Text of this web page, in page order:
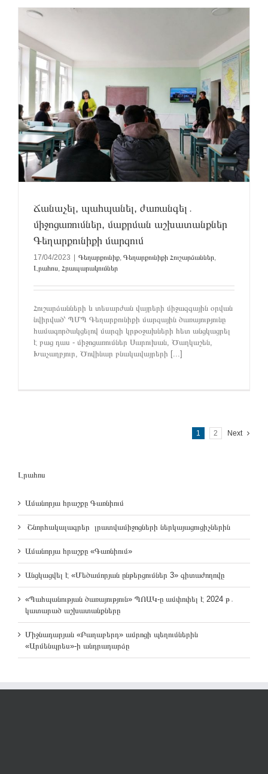
Ճանաչել, պահպանել, ժառանգել․
միջոցառումներ, մաքրման աշխատանքներ
Գեղարքունիքի մարզում
17/04/2023 Գեղարքունիք, Գեղարքունիքի Հուշարձաններ,
Լրահոս, Հրապարակումներ
Հուշարձանների և տեսարժան վայրերի միջազգային օրվան
նվիրված՝ ՊՄՊ Գեղարքունիքի մարզային ծառայությունը
համագործակցելով մարզի կրթօջախների հետ անցկացրել
է բաց դաս - միջոցառումներ Սարուխան, Ծաղկաշեն,
Խաչաղբյուր, Ծովինար բնակավայրերի [...]
1 2 Next
Լրահոս
Ամանորյա հրաշքը Գառնիում
Շնորհակալագրեր լրատվամիջոցների ներկայացուցիչներին
Ամանորյա հրաշքը «Գառնիում»
Անցկացվել է «Մեծամորյան ընթերցումներ 3» գիտաժողովը
«Պահպանության ծառայություն» ՊՈԱԿ-ը ամփոփել է 2024 թ․
կատարած աշխատանքները
Միջնադարյան «Բաղաբերդ» ամրոցի պեղումներին
«Արմենպրես»-ի անդրադարձը